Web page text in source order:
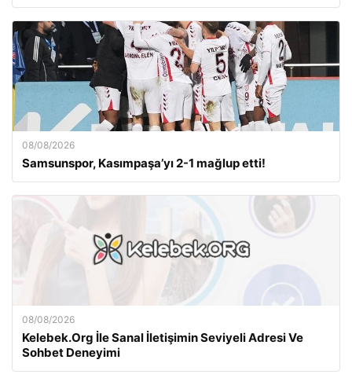
08/08/2026
Samsunspor, Kasımpaşa’yı 2-1 mağlup etti!
08/08/2026
Kelebek.Org İle Sanal İletişimin Seviyeli Adresi Ve
Sohbet Deneyimi